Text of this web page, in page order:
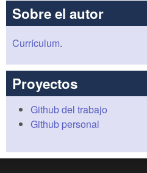
Sobre el autor
Currículum.
Proyectos
Github del trabajo
Github personal